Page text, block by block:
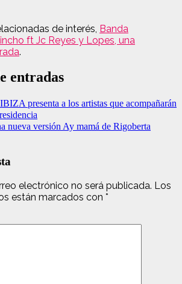
de interés, Banda
ft Jc Reyes y Lopes, una
.
entradas
presenta a los artistas que acompañarán
nueva versión Ay mamá de Rigoberta
electrónico no será publicada. Los
están marcados con *